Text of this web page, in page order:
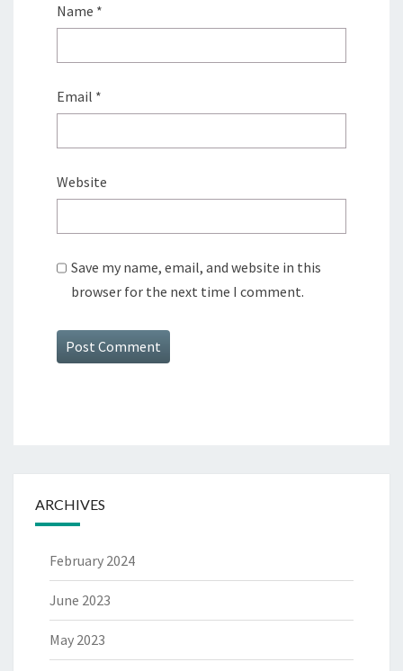
Name *
Email *
Website
Save my name, email, and website in this
browser for the next time I comment.
ARCHIVES
February 2024
June 2023
May 2023